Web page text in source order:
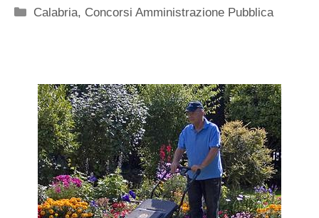
Categorie
Calabria, Concorsi Amministrazione Pubblica